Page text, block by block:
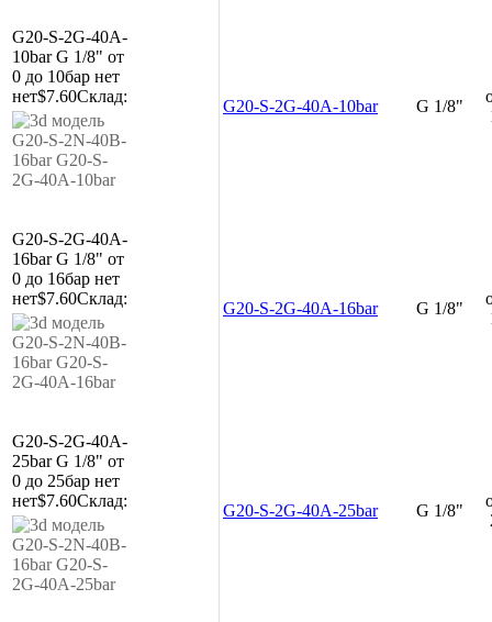
G20-S-2G-40A-
10barG 1/8" от
0 до 10бар нет
нет$7.60Склад:
G20-S-2G-40A-10bar G 1/8"
G20-S-2G-40A-
16barG 1/8" от
0 до 16бар нет
нет$7.60Склад:
G20-S-2G-40A-16bar G 1/8"
G20-S-2G-40A-
25barG 1/8" от
0 до 25бар нет
нет$7.60Склад:
G20-S-2G-40A-25bar G 1/8"